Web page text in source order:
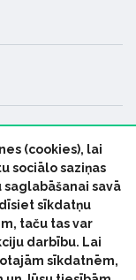
paturētas
(cookies), lai
sociālo saziņas
savā
sīkdatņu
taču tas var
darbību. Lai
sīkdatnēm,